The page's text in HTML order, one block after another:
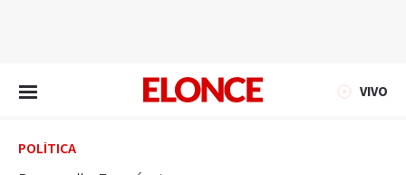
VIVO
POLÍTICA